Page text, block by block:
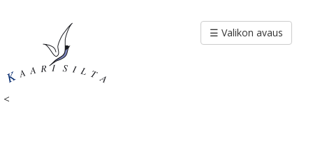
<
☰ Valikon avaus